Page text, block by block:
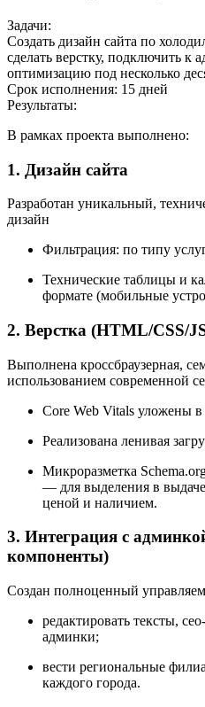
Задачи:
Создать дизайн сайта по
сделать верстку, подключить к
оптимизацию под несколько
Срок исполнения: 15 дней
Результаты:
В рамках проекта выполнено:
1. Дизайн сайта
Разработан уникальный,
дизайн
Фильтрация: по типу
Технические таблицы и
формате (мобильные
2. Верстка (HTML/CSS/
Выполнена кроссбраузерная,
использованием современной
Core Web Vitals уложены в
Реализована ленивая
Микроразметка
— для выделения в
ценой и наличием.
3. Интеграция с
компоненты)
Создан полноценный
редактировать тексты,
админки;
вести региональные
каждого города.